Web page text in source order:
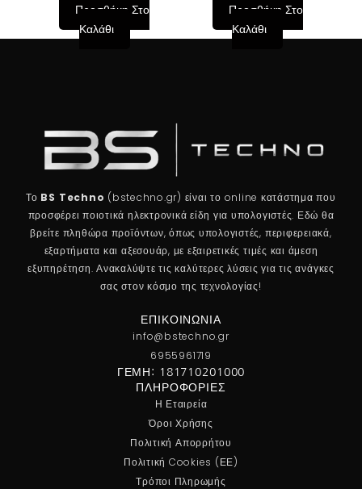
Προσθήκη Στο
Καλάθι
Προσθήκη Στο
Καλάθι
Το BS Techno (bstechno.gr) είναι το online κατάστημα που
προσφέρει ποιοτικά ηλεκτρονικά είδη για υπολογιστές. Εδώ θα
βρείτε πληθώρα προϊόντων, όπως υπολογιστές, περιφερειακά,
εξαρτήματα και αξεσουάρ, με εξαιρετικές τιμές και άμεση
εξυπηρέτηση. Ανακαλύψτε τις καλύτερες λύσεις για τις ανάγκες
σας στον κόσμο της τεχνολογίας!
ΕΠΙΚΟΙΝΩΝΊΑ
info@bstechno.gr
6955961719
ΓΕΜΗ: 181710201000
ΠΛΗΡΟΦΟΡΊΕΣ
Η Εταιρεία
Όροι Χρήσης
Πολιτική Απορρήτου
Πολιτική Cookies (ΕΕ)
Τρόποι Πληρωμής